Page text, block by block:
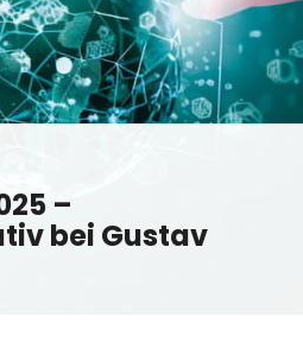
–
bei Gustav